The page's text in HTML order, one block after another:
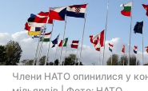
Члени НАТО опинилися у